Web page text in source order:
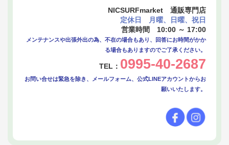
NICSURFmarket 通販専門店
定休日 月曜、日曜、祝日
営業時間 10:00 ～ 17:00
メンテナンスや出張外出の為、不在の場合もあり、回答にお時間がかか
る場合もありますのでご了承ください。
TEL： 0995-40-2687
お問い合せは緊急を除き、メールフォーム、公式LINEアカウントからお
願いいたします。